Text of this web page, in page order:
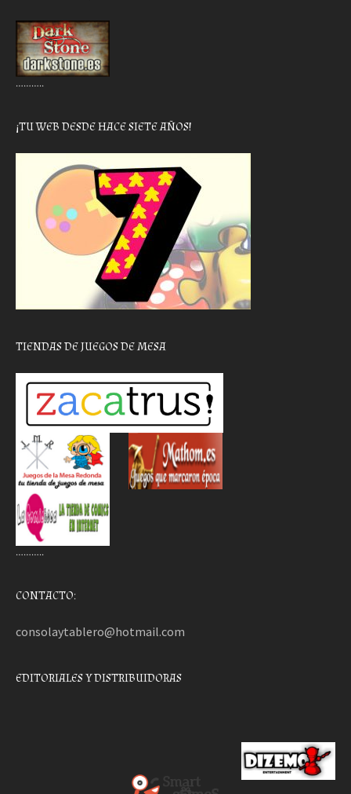
………..
¡TU WEB DESDE HACE SIETE AÑOS!
TIENDAS DE JUEGOS DE MESA
………..
CONTACTO:
consolaytablero@hotmail.com
EDITORIALES Y DISTRIBUIDORAS